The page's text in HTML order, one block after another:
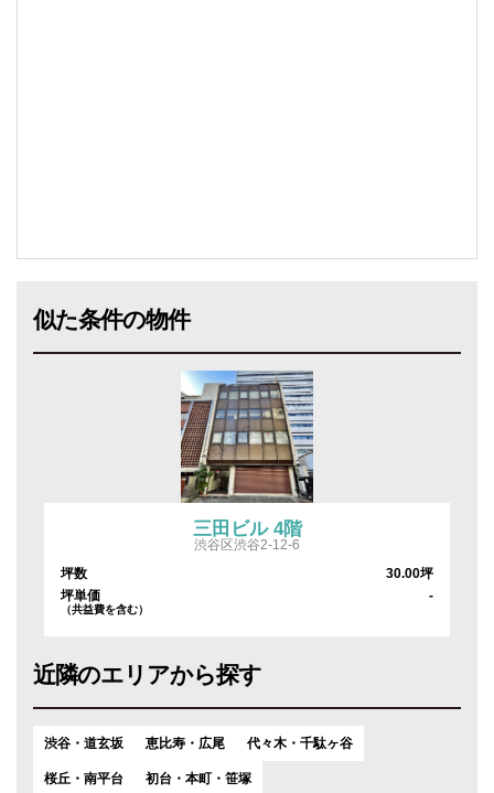
似た条件の物件
三田ビル 4階
渋谷区渋谷2-12-6
坪数
30.00坪
坪単価
（共益費を含む）
-
近隣のエリアから探す
渋谷・道玄坂 恵比寿・広尾 代々木・千駄ヶ谷
桜丘・南平台 初台・本町・笹塚